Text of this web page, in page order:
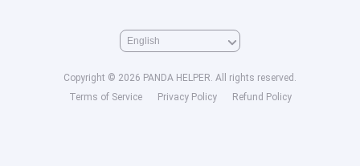
Copyright © 2026 PANDA HELPER. All rights reserved.
Terms of Service
Privacy Policy Refund Policy